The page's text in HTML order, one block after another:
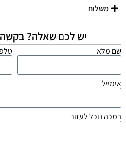
משלוח
יש לכם שאלה?
שם מלא
אימייל
במכה נוכל לעזור